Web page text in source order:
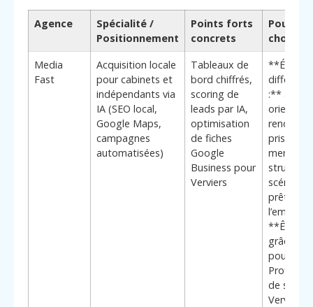
Agence
Spécialité /
Positionnement
Points forts
concrets
choisir
Media
Fast
Acquisition locale
pour cabinets et
indépendants via
IA (SEO local,
Google Maps,
campagnes
automatisées)
Tableaux de
bord chiffrés,
scoring de
leads par IA,
optimisation
de fiches
Google
Business pour
Verviers
:**
orientée
rendez-
pris, suivi
mensuel
structuré,
prêts à
l’emploi
**Être
grâce l’IA
pour
de